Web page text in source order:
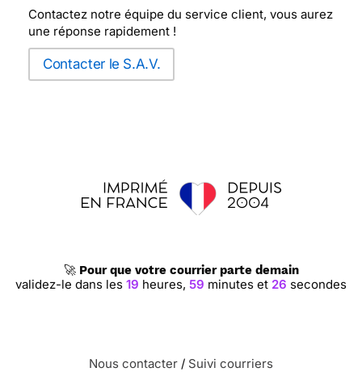
Contactez notre équipe du service client, vous aurez
une réponse rapidement !
Contacter le S.A.V.
🚀 Pour que votre courrier parte demain
validez-le dans les19 heures,59 minutes et 25 secondes
Nous contacter / Suivi courriers